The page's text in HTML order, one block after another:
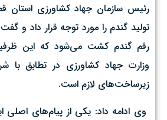
رئیس سازمان جهاد کشاورزی استان
رقم گندم کشت می‌شود که این
وزارت جهاد کشاورزی در تطابق با
زیرساخت‌های لازم است.
وی ادامه داد: یکی از پیام‌های اصلی